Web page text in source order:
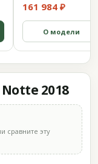
161 984 ₽
О модели
2018
сравните эту